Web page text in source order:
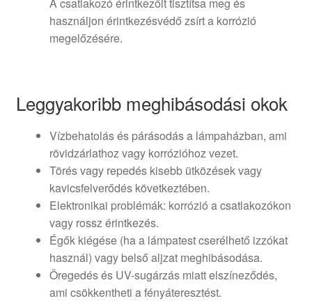
A csatlakozó érintkezőit tisztítsa meg és
használjon érintkezésvédő zsírt a korrózió
megelőzésére.
Leggyakoribb meghibásodási okok
Vízbehatolás és párásodás a lámpaházban, ami
rövidzárlathoz vagy korrózióhoz vezet.
Törés vagy repedés kisebb ütközések vagy
kavicsfelverődés következtében.
Elektronikai problémák: korrózió a csatlakozókon
vagy rossz érintkezés.
Égők kiégése (ha a lámpatest cserélhető izzókat
használ) vagy belső aljzat meghibásodása.
Öregedés és UV-sugárzás miatt elszíneződés,
ami csökkentheti a fényáteresztést.